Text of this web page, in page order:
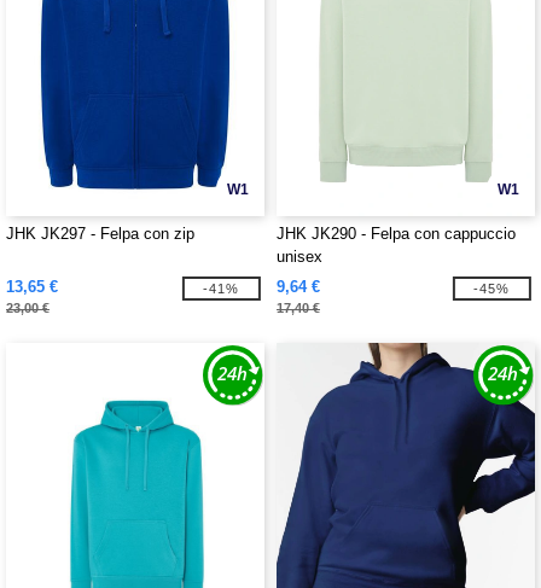
W1
JHK JK297 - Felpa con zip
13,65 €
23,00 €
-41%
W1
JHK JK290 - Felpa con cappuccio
unisex
9,64 €
17,40 €
-45%